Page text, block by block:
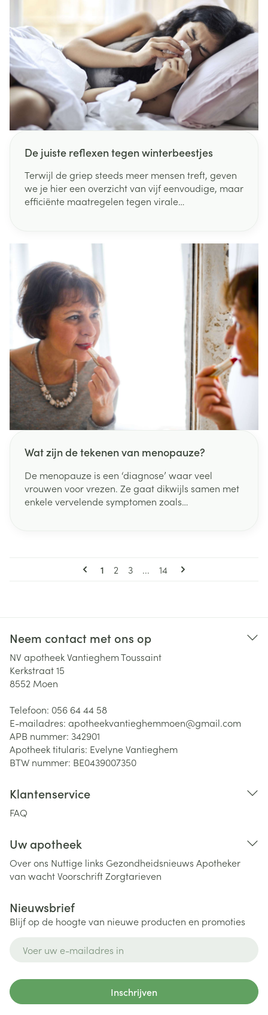
De juiste reflexen tegen winterbeestjes
Terwijl de griep steeds meer mensen treft, geven
we je hier een overzicht van vijf eenvoudige, maar
efficiënte maatregelen tegen virale
Wat zijn de tekenen van menopauze?
De menopauze is een ‘diagnose’ waar veel
vrouwen voor vrezen. Ze gaat dikwijls samen met
enkele vervelende symptomen zoals
Wil je meer weten over wat de menopauze is, aan
U lees momenteel pagina
1 Pagina
2 Pagina
3 ... Pagina
14
Neem contact met ons op
NV apotheek Vantieghem Toussaint
Kerkstraat 15
8552 Moen
Telefoon: 056 64 44 58
E-mailadres: apotheekvantieghemmoen@gmail.com
APB nummer: 342901
Apotheek titularis: Evelyne Vantieghem
BTW nummer: BE0439007350
Klantenservice
FAQ
Uw apotheek
Over ons Nuttige links Gezondheidsnieuws Apotheker
van wachtVoorschriftZorgtarieven
Nieuwsbrief
Blijf op de hoogte van nieuwe producten en promoties
Inschrijven